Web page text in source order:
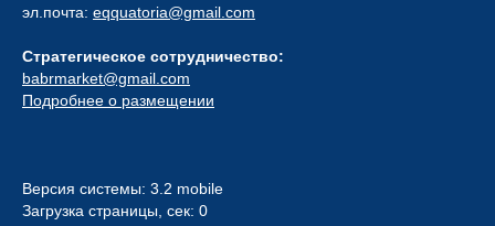
эл.почта: eqquatoria@gmail.com
Стратегическое сотрудничество:
babrmarket@gmail.com
Подробнее о размещении
Версия системы: 3.2 mobile
Загрузка страницы, сек: 0